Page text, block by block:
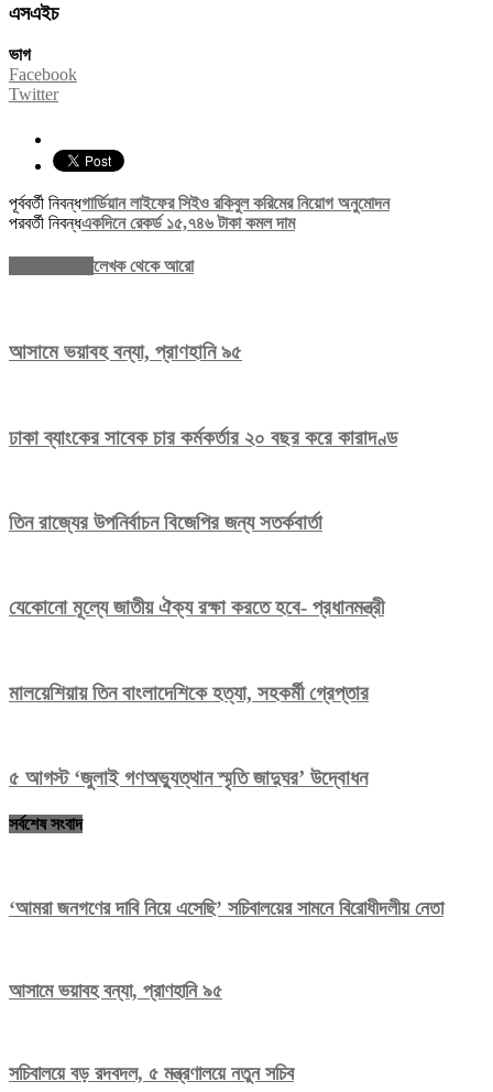
এসএইচ
ভাগ
Facebook
Twitter
পূর্ববর্তী নিবন্ধগার্ডিয়ান লাইফের সিইও রকিবুল করিমের নিয়োগ অনুমোদন
পরবর্তী নিবন্ধএকদিনে রেকর্ড ১৫,৭৪৬ টাকা কমল দাম
লেখক থেকে আরো
আসামে ভয়াবহ বন্যা, প্রাণহানি ৯৫
ঢাকা ব্যাংকের সাবেক চার কর্মকর্তার ২০ বছর করে কারাদণ্ড
তিন রাজ্যের উপনির্বাচন বিজেপির জন্য সতর্কবার্তা
যেকোনো মূল্যে জাতীয় ঐক্য রক্ষা করতে হবে- প্রধানমন্ত্রী
মালয়েশিয়ায় তিন বাংলাদেশিকে হত্যা, সহকর্মী গ্রেপ্তার
৫ আগস্ট ‘জুলাই গণঅভ্যুত্থান স্মৃতি জাদুঘর’ উদ্বোধন
সর্বশেষ সংবাদ
‘আমরা জনগণের দাবি নিয়ে এসেছি’ সচিবালয়ের সামনে বিরোধীদলীয় নেতা
আসামে ভয়াবহ বন্যা, প্রাণহানি ৯৫
সচিবালয়ে বড় রদবদল, ৫ মন্ত্রণালয়ে নতুন সচিব